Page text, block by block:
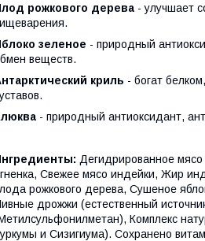
рожкового дерева - улучшает
зеленое - природный
веществ.
криль - богат
- природный антиоксидант,
Дегидрированное
Свежее мясо индейки, Жир
рожкового дерева, Сушеное
дрожжи (естественный
Комплекс
и Сизигиума). Сохранено